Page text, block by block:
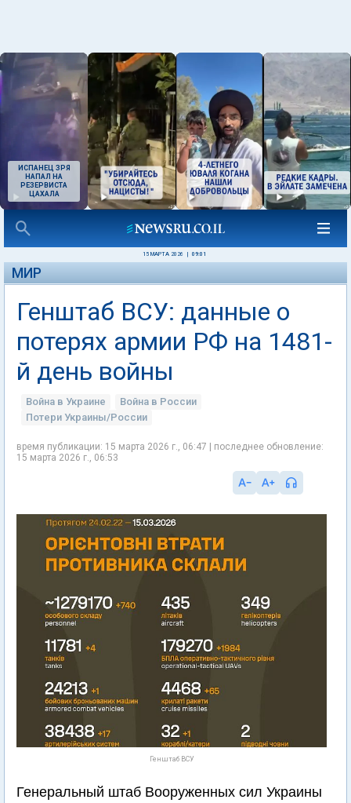
ИСПАНЕЦ ЗРЯ
НАПАЛ НА
РЕЗЕРВИСТА
ЦАХАЛА
15 МАРТА 2026 09:01
МИР
Генштаб ВСУ: данные о
потерях армии РФ на 1481-
й день войны
Война в Украине
Война в России
Потери Украины/России
время публикации: 15 марта 2026 г., 06:47 | последнее обновление:
15 марта 2026 г., 06:53
Генштаб ВСУ
Генеральный штаб Вооруженных сил Украины